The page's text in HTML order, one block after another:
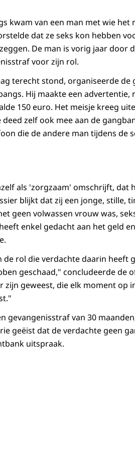
kwam van een man met wie het
dat ze seks kon hebben
De man is vorig jaar door
voor zijn rol.
terecht stond, organiseerde de
Hij maakte een advertentie,
150 euro. Het meisje kreeg
zelf ook mee aan de
die de andere man tijdens de
als 'zorgzaam' omschrijft, dat
blijkt dat zij een jonge, stille,
geen volwassen vrouw was,
enkel gedacht aan het geld
rol die verdachte daarin heeft
geschaad," concludeerde de
geweest, die elk moment op
gevangenisstraf van 30
geëist dat de verdachte geen
uitspraak.